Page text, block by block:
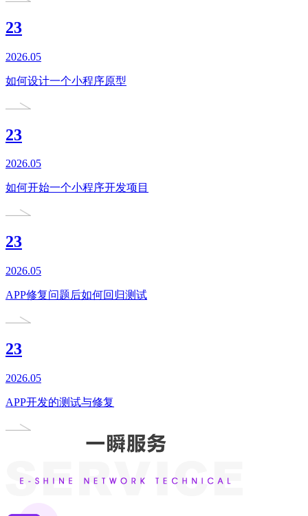
23
2026.05
如何设计一个小程序原型
23
2026.05
如何开始一个小程序开发项目
23
2026.05
APP修复问题后如何回归测试
23
2026.05
APP开发的测试与修复